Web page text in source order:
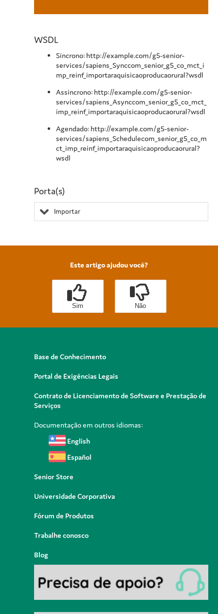
WSDL
Síncrono: http://example.com/g5-senior-
services/sapiens_Synccom_senior_g5_co_mct_i
mp_reinf_importaraquisicaoproducaorural?wsdl
Assíncrono: http://example.com/g5-senior-
services/sapiens_Asynccom_senior_g5_co_mct_
imp_reinf_importaraquisicaoproducaorural?wsdl
Agendado: http://example.com/g5-senior-
services/sapiens_Schedulecom_senior_g5_co_m
ct_imp_reinf_importaraquisicaoproducaorural?
wsdl
Porta(s)
Importar
Este artigo ajudou você?
Sim Não
Base de Conhecimento
Portal de Exigências Legais
Contrato de Licenciamento de Software e Prestação de
Serviços
Documentação em outros idiomas:
English
Español
Senior Store
Universidade Corporativa
Fórum de Produtos
Trabalhe conosco
Blog